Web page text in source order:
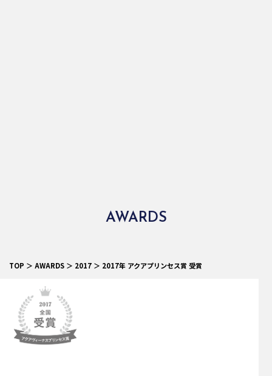
AWARDS
TOP ＞ AWARDS ＞ 2017 ＞ 2017年 アクアプリンセス賞 受賞